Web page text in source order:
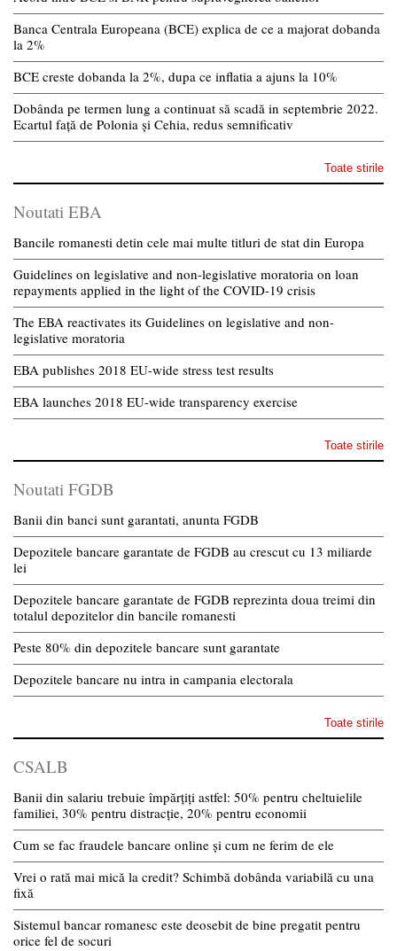
Banca Centrala Europeana (BCE) explica de ce a majorat dobanda
la 2%
BCE creste dobanda la 2%, dupa ce inflatia a ajuns la 10%
Dobânda pe termen lung a continuat să scadă in septembrie 2022.
Ecartul față de Polonia și Cehia, redus semnificativ
Toate stirile
Noutati EBA
Bancile romanesti detin cele mai multe titluri de stat din Europa
Guidelines on legislative and non-legislative moratoria on loan
repayments applied in the light of the COVID-19 crisis
The EBA reactivates its Guidelines on legislative and non-
legislative moratoria
EBA publishes 2018 EU-wide stress test results
EBA launches 2018 EU-wide transparency exercise
Toate stirile
Noutati FGDB
Banii din banci sunt garantati, anunta FGDB
Depozitele bancare garantate de FGDB au crescut cu 13 miliarde
lei
Depozitele bancare garantate de FGDB reprezinta doua treimi din
totalul depozitelor din bancile romanesti
Peste 80% din depozitele bancare sunt garantate
Depozitele bancare nu intra in campania electorala
Toate stirile
CSALB
Banii din salariu trebuie împărțiți astfel: 50% pentru cheltuielile
familiei, 30% pentru distracție, 20% pentru economii
Cum se fac fraudele bancare online și cum ne ferim de ele
Vrei o rată mai mică la credit? Schimbă dobânda variabilă cu una
fixă
Sistemul bancar romanesc este deosebit de bine pregatit pentru
orice fel de socuri